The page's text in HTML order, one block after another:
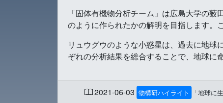
「固体有機物分析チーム」は広島大学の
のように作られたかの解明を目指します。
リュウグウのような小惑星は、過去に地
ぞれの分析結果を総合することで、地球に
2021-06-03 物構研ハイライト 「地球に